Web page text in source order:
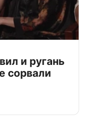
и ругань
сорвали